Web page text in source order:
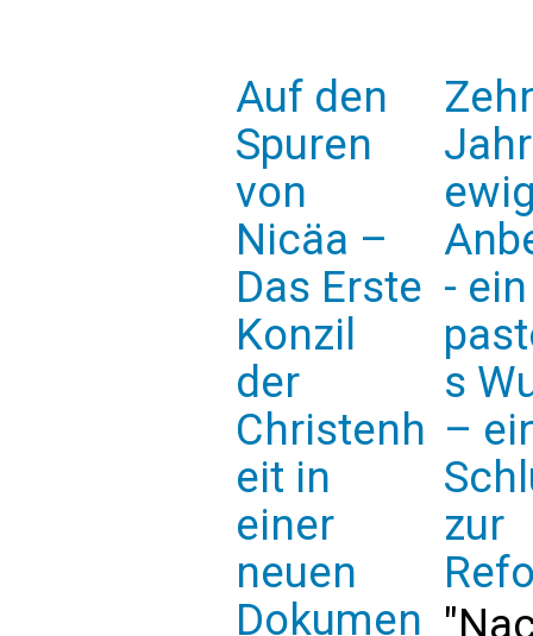
Auf den
Spuren
von
Nicäa –
Das Erste
Konzil
der
Christenh
eit in
einer
neuen
Dokumen
- ein
s
–
zur